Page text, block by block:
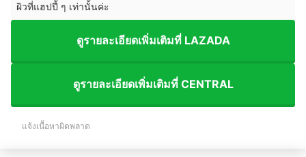
ผิวที่แฮปปี้ ๆ เท่านั้นค่ะ
ดูรายละเอียดเพิ่มเติมที่ LAZADA
ดูรายละเอียดเพิ่มเติมที่ CENTRAL
แจ้งเนื้อหาผิดพลาด